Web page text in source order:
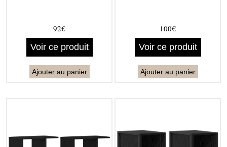
92€
Voir ce produit
Ajouter au panier
100€
Voir ce produit
Ajouter au panier